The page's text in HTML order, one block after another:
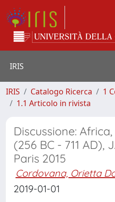
IRIS
IRIS Catalogo Ricerca
1
1.1 Articolo in rivista
Discussione:
(256 BC - 711 AD),
Paris 2015
Cordovana, Orietta
2019-01-01